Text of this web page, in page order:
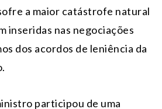
a maior catástrofe natural
inseridas nas negociações
dos acordos de leniência da
participou de uma